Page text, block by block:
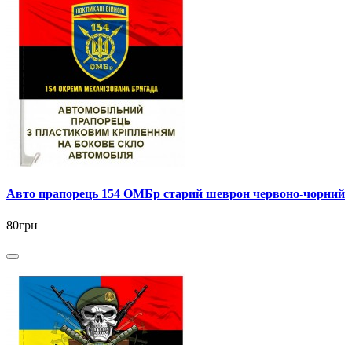
Авто прапорець 154 ОМБр старий шеврон червоно-чорний
80грн